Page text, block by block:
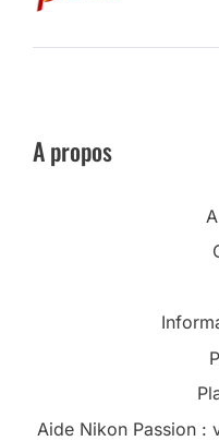
A propos
Aide Nikon Passion :